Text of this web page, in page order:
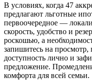
В условиях, когда 47
предлагают льготные
первоочередное —
скорость, удобство и
роскошью, а
запишитесь на просмотр,
доступность лично и
предложение.
комфорта для всей семьи.